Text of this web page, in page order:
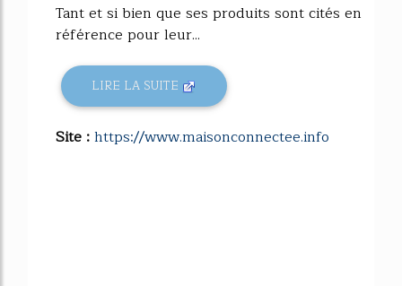
Tant et si bien que ses produits sont cités en
référence pour leur...
LIRE LA SUITE
Site :https://www.maisonconnectee.info